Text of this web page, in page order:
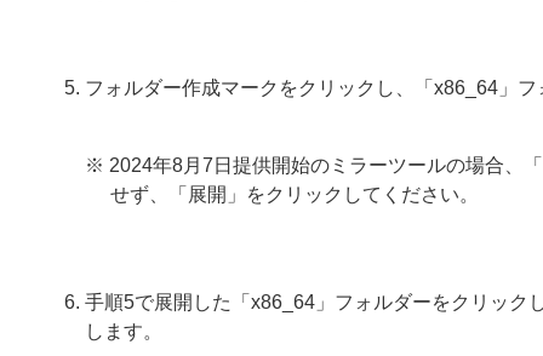
フォルダー作成マークをクリックし、「x86_64」
※ 2024年8月7日提供開始のミラーツールの場合、
せず、「展開」をクリックしてください。
手順5で展開した「x86_64」フォルダーをクリック
します。